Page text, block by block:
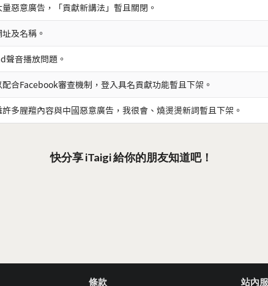
惡意廣告，「貢獻新講法」暫且關閉。
及名稱。
聲音播放問題。
合Facebook審查機制，登入具名貢獻功能暫且下架。
多腥羶內容與中國惡意廣告，我很會、燒燙燙新詞暫且下架。
快分享 iTaigi 給你的朋友知道吧！
條款 站內